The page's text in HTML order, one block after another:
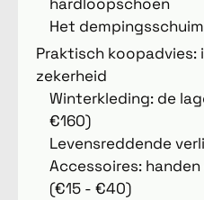
Het
Praktisch
zekerheid
Winterkleding: de
€160)
Levensreddende
Accessoires:
(€15 - €40)